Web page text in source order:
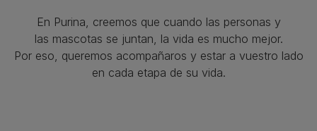
En Purina, creemos que cuando las personas y
las mascotas se juntan, la vida es mucho mejor.
Por eso, queremos acompañaros y estar a vuestro lado
en cada etapa de su vida.​